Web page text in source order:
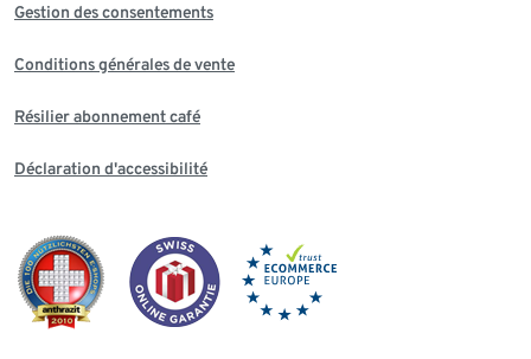
Gestion des consentements
Conditions générales de vente
Résilier abonnement café
Déclaration d'accessibilité